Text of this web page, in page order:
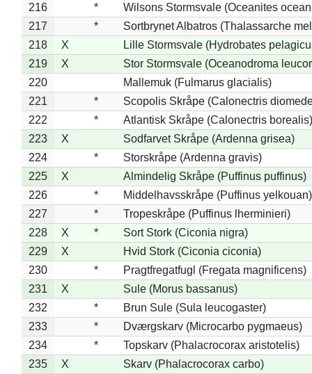
216
*
Wilsons Stormsvale (Oceanites
217
*
Sortbrynet Albatros (Thalassarche
218
X
Lille Stormsvale (Hydrobates
219
X
Stor Stormsvale (Oceanodroma
220
Mallemuk (Fulmarus glacialis)
221
*
Scopolis Skråpe (Calonectris
222
*
Atlantisk Skråpe (Calonectris borealis)
223
X
Sodfarvet Skråpe (Ardenna grisea)
224
*
Storskråpe (Ardenna gravis)
225
X
Almindelig Skråpe (Puffinus puffinus)
226
*
Middelhavsskråpe (Puffinus yelkouan)
227
*
Tropeskråpe (Puffinus lherminieri)
228
X *
Sort Stork (Ciconia nigra)
229
X
Hvid Stork (Ciconia ciconia)
230
*
Pragtfregatfugl (Fregata magnificens)
231
X
Sule (Morus bassanus)
232
*
Brun Sule (Sula leucogaster)
233
*
Dværgskarv (Microcarbo pygmaeus)
234
*
Topskarv (Phalacrocorax aristotelis)
235
X Skarv (Phalacrocorax carbo)